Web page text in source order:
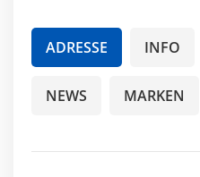
ADRESSE INFO
NEWS MARKEN